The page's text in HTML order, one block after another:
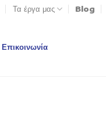
Τα έργα μας Blog
Επικοινωνία